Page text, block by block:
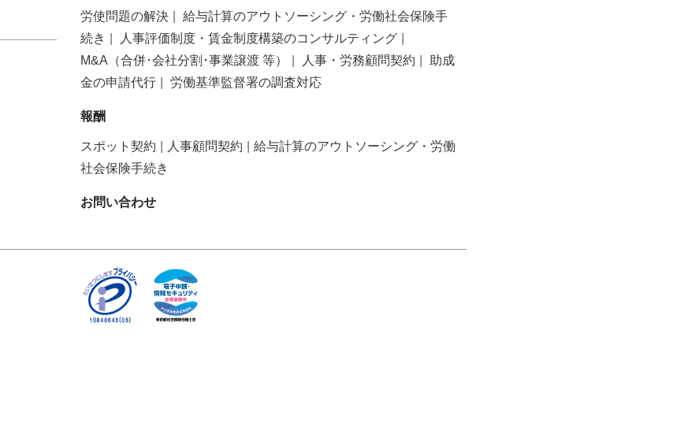
労使問題の解決
給与計算のアウトソーシング・労働社会保険手
続き
人事評価制度・賃金制度構築のコンサルティング
M&A（合併･会社分割･事業譲渡 等）
人事・労務顧問契約
助成
金の申請代行
労働基準監督署の調査対応
報酬
スポット契約 人事顧問契約
給与計算のアウトソーシング・労働
社会保険手続き
お問い合わせ